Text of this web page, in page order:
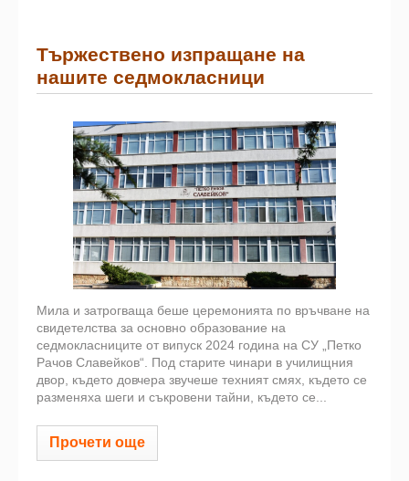
Тържествено изпращане на
нашите седмокласници
Мила и затрогваща беше церемонията по връчване на
свидетелства за основно образование на
седмокласниците от випуск 2024 година на СУ „Петко
Рачов Славейков“. Под старите чинари в училищния
двор, където довчера звучеше техният смях, където се
разменяха шеги и съкровени тайни, където се...
Прочети още